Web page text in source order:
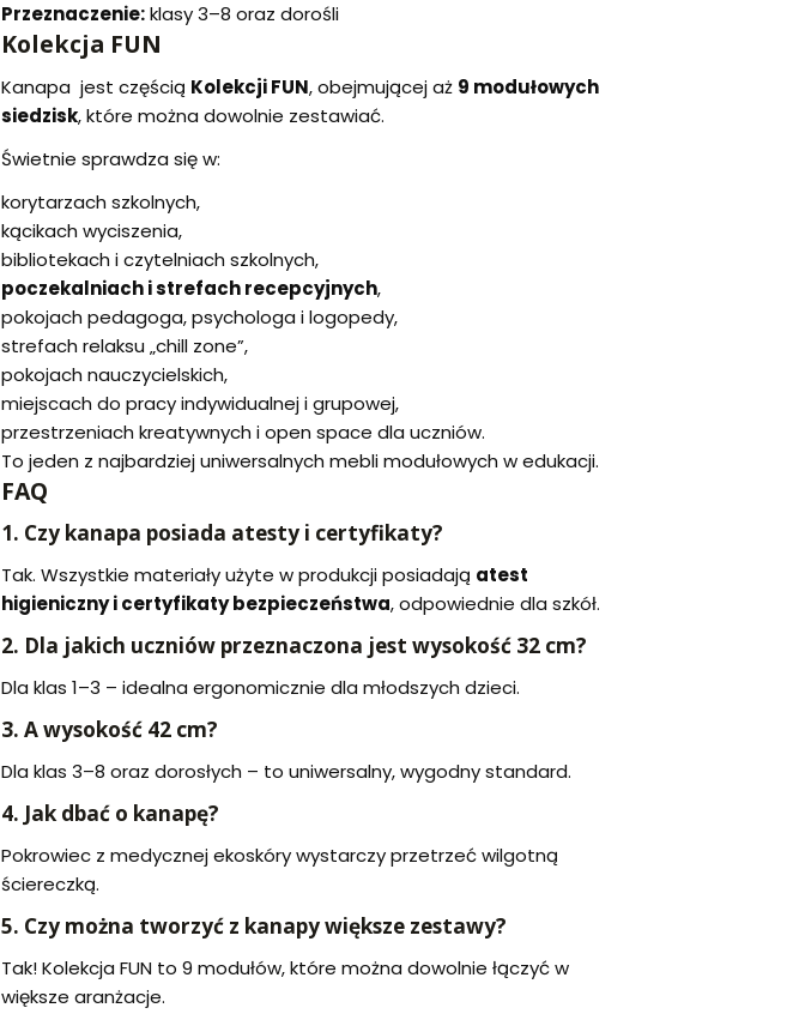
Przeznaczenie:klasy 3–8 oraz dorośli
Kolekcja FUN
Kanapa jest częścią Kolekcji FUN, obejmującej aż 9 modułowych
siedzisk, które można dowolnie zestawiać.
Świetnie sprawdza się w:
korytarzach szkolnych,
kącikach wyciszenia,
bibliotekach i czytelniach szkolnych,
poczekalniach i strefach recepcyjnych,
pokojach pedagoga, psychologa i logopedy,
strefach relaksu „chill zone”,
pokojach nauczycielskich,
miejscach do pracy indywidualnej i grupowej,
przestrzeniach kreatywnych i open space dla uczniów.
To jeden z najbardziej uniwersalnych mebli modułowych w edukacji.
FAQ
1. Czy kanapa posiada atesty i certyfikaty?
Tak. Wszystkie materiały użyte w produkcji posiadają atest
higieniczny i certyfikaty bezpieczeństwa, odpowiednie dla szkół.
2. Dla jakich uczniów przeznaczona jest wysokość 32 cm?
Dla klas 1–3 – idealna ergonomicznie dla młodszych dzieci.
3. A wysokość 42 cm?
Dla klas 3–8 oraz dorosłych – to uniwersalny, wygodny standard.
4. Jak dbać o kanapę?
Pokrowiec z medycznej ekoskóry wystarczy przetrzeć wilgotną
ściereczką.
5. Czy można tworzyć z kanapy większe zestawy?
Tak! Kolekcja FUN to 9 modułów, które można dowolnie łączyć w
większe aranżacje.